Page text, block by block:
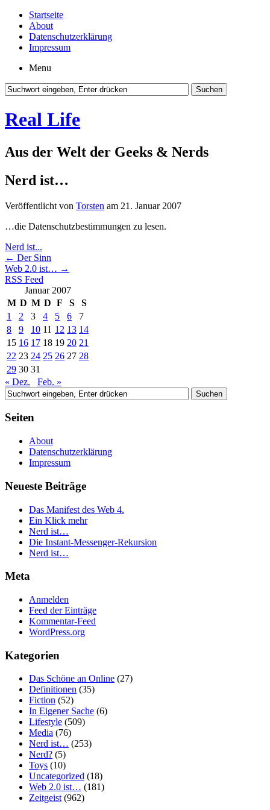
Startseite
About
Datenschutzerklärung
Impressum
Menu
Real Life
Aus der Welt der Geeks & Nerds
Nerd ist…
Veröffentlicht von Torsten am 21. Januar 2007
…die Datenschutzbestimmungen zu lesen.
Nerd ist...
← Der Sinn
Web 2.0 ist… →
RSS Feed
Januar 2007
M D M D F S
S
1
2 3 4 5 6
7
8
9 10 11 12 13 14
15 16 17 18 19 20 21
22 23 24 25 26 27 28
29 30 31
« Dez.
Feb. »
Seiten
About
Datenschutzerklärung
Impressum
Neueste Beiträge
Das Manifest des Web 4.
Ein Klick mehr
Nerd ist…
Die Instant-Messenger-Rekursion
Nerd ist…
Meta
Anmelden
Feed der Einträge
Kommentar-Feed
WordPress.org
Kategorien
Das Schöne an Online (27)
Definitionen (35)
Fiction (52)
In Eigener Sache (6)
Lifestyle (509)
Media (76)
Nerd ist… (253)
Nerd? (5)
Toys (10)
Uncategorized (18)
Web 2.0 ist… (181)
Zeitgeist(962)